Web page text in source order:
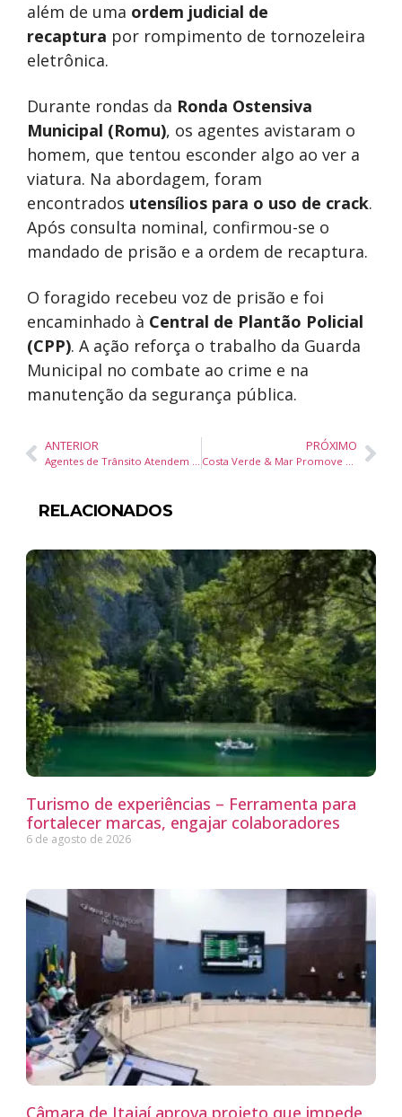
além de uma ordem judicial de
recaptura por rompimento de tornozeleira
eletrônica.
Durante rondas da Ronda Ostensiva
Municipal (Romu), os agentes avistaram o
homem, que tentou esconder algo ao ver a
viatura. Na abordagem, foram
encontrados utensílios para o uso de crack.
Após consulta nominal, confirmou-se o
mandado de prisão e a ordem de recaptura.
O foragido recebeu voz de prisão e foi
encaminhado à Central de Plantão Policial
(CPP). A ação reforça o trabalho da Guarda
Municipal no combate ao crime e na
manutenção da segurança pública.
ANTERIOR
Agentes de Trânsito Atendem Acidente na BR-101 em Balneário Camboriú
PRÓXIMO
Costa Verde & Mar Promove Destinos Catarinenses no Meeting Brasil 2025 na Europa
RELACIONADOS
Turismo de experiências – Ferramenta para
fortalecer marcas, engajar colaboradores
6 de agosto de 2026